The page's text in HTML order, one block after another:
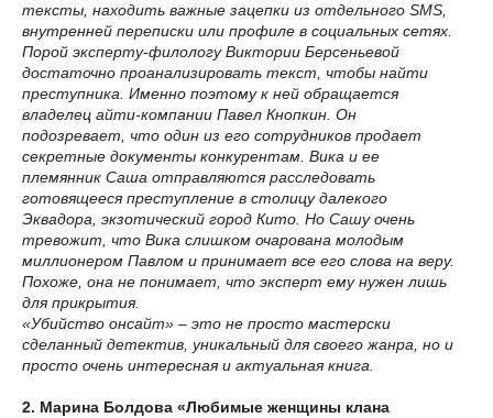
тексты, находить важные зацепки из отдельного SMS,
внутренней переписки или профиле в социальных сетях.
Порой эксперту-филологу Виктории Берсеньевой
достаточно проанализировать текст, чтобы найти
преступника. Именно поэтому к ней обращается
владелец айти-компании Павел Кнопкин. Он
подозревает, что один из его сотрудников продает
секретные документы конкурентам. Вика и ее
племянник Саша отправляются расследовать
готовящееся преступление в столицу далекого
Эквадора, экзотический город Кито. Но Сашу очень
тревожит, что Вика слишком очарована молодым
миллионером Павлом и принимает все его слова на веру.
Похоже, она не понимает, что эксперт ему нужен лишь
для прикрытия.
«Убийство онсайт» – это не просто мастерски
сделанный детектив, уникальный для своего жанра, но и
просто очень интересная и актуальная книга.
2. Марина Болдова «Любимые женщины клана